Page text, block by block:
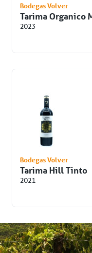
Bodegas Volver
Tarima Organico
2023
Bodegas Volver
Tarima Hill Tinto
2021